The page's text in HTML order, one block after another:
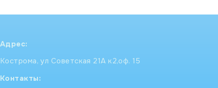
Адрес:
Кострома, ул Советская 21А к2,оф. 15
Контакты: